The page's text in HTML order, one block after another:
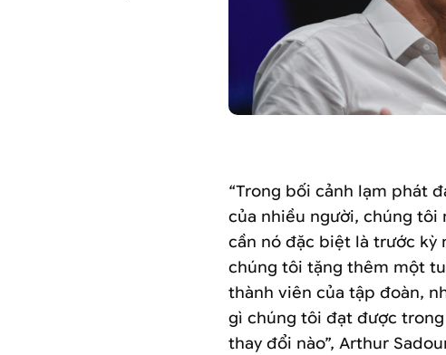
“Trong bối cảnh lạm phát
của nhiều người, chúng
cần nó đặc biệt là trước kỳ
chúng tôi tặng thêm một
thành viên của tập đoàn,
gì chúng tôi đạt được
thay đổi nào”, Arthur